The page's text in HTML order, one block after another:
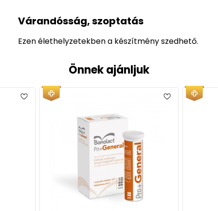
Várandósság, szoptatás
Ezen élethelyzetekben a készítmény szedhető.
Önnek ajánljuk